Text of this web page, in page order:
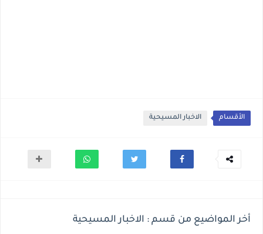
الأقسام الاخبار المسيحية
أخر المواضيع من قسم : الاخبار المسيحية